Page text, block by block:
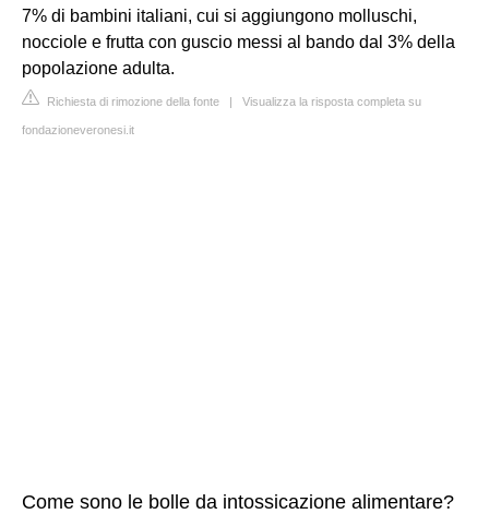
7% di bambini italiani, cui si aggiungono molluschi,
nocciole e frutta con guscio messi al bando dal 3% della
popolazione adulta.
Richiesta di rimozione della fonte | Visualizza la risposta completa su
fondazioneveronesi.it
Come sono le bolle da intossicazione alimentare?